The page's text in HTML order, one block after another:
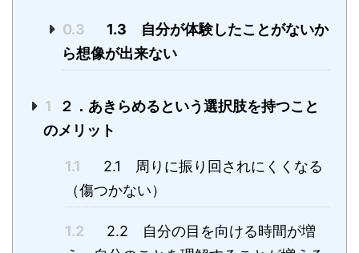
0.3
1.3 自分が体験したことがないか
ら想像が出来ない
1
２．あきらめるという選択肢を持つこと
のメリット
1.1
2.1 周りに振り回されにくくなる
（傷つかない）
1.2
2.2 自分の目を向ける時間が増